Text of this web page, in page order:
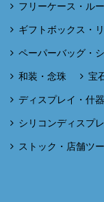
フリーケース・ル
ギフトボックス・
ペーパーバッグ・
和装・念珠 宝
ディスプレイ・什器
シリコンディスプ
ストック・店舗ツ